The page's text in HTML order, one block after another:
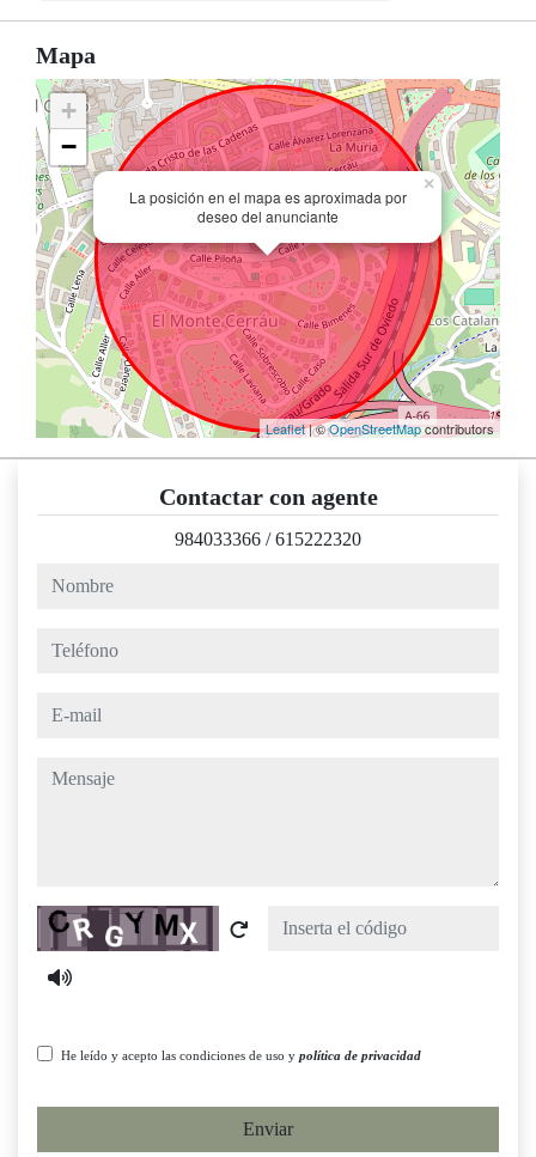
Mapa
La posición en el mapa es aproximada por
deseo del anunciante
×
+
−
Leaflet| ©OpenStreetMapcontributors
Contactar con agente
984033366 /615222320
nombre
teléfono
e-mail
mensaje
Captcha
He leído y acepto las condiciones de uso y política de privacidad
Enviar